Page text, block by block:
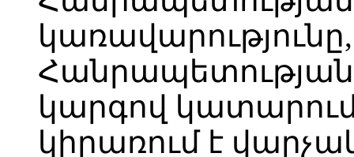
կարգով կատարում
կիրառում է